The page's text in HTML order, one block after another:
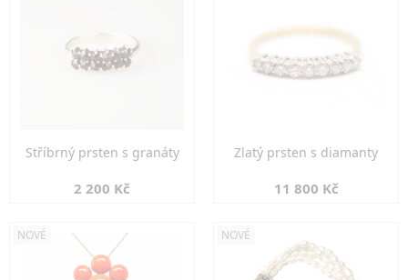
Stříbrný prsten s granáty
2 200 Kč
Zlatý prsten s diamanty
11 800 Kč
NOVÉ NOVÉ